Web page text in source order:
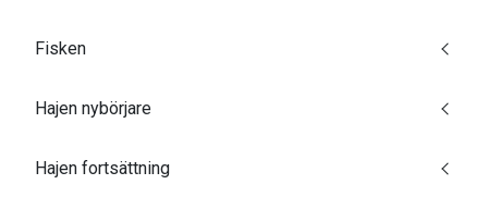
Fisken
Hajen nybörjare
Hajen fortsättning